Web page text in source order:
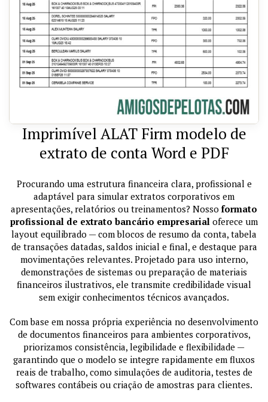
Imprimível ALAT Firm modelo de
extrato de conta Word e PDF
Procurando uma estrutura financeira clara, profissional e
adaptável para simular extratos corporativos em
apresentações, relatórios ou treinamentos? Nosso formato
profissional de extrato bancário empresarial oferece um
layout equilibrado — com blocos de resumo da conta, tabela
de transações datadas, saldos inicial e final, e destaque para
movimentações relevantes. Projetado para uso interno,
demonstrações de sistemas ou preparação de materiais
financeiros ilustrativos, ele transmite credibilidade visual
sem exigir conhecimentos técnicos avançados.
Com base em nossa própria experiência no desenvolvimento
de documentos financeiros para ambientes corporativos,
priorizamos consistência, legibilidade e flexibilidade —
garantindo que o modelo se integre rapidamente em fluxos
reais de trabalho, como simulações de auditoria, testes de
softwares contábeis ou criação de amostras para clientes.